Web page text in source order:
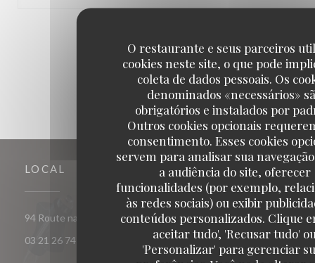
O restaurante e seus parceiros
cookies neste site, o que pode
coleta de dados pessoais. Os
denominados «necessários»
obrigatórios e instalados por
Outros cookies opcionais
consentimento. Esses cookies
servem para analisar sua
a audiência do site, oferecer
funcionalidades (por exemplo,
às redes sociais) ou exibir
conteúdos personalizados. Clique
aceitar tudo', 'Recusar tudo'
'Personalizar' para gerenciar
LOCAL
94 Route nationale 62290 Nœux-les-Mines((abre numa nova
03 21 26 74 74